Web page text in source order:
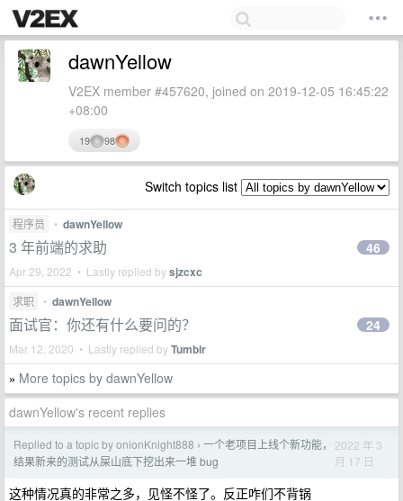
dawnYellow
V2EX member #457620, joined on 2019-12-05 16:45:22
+08:00
19 98
Switch topics list
程序员 • dawnYellow
3 年前端的求助
Apr 29, 2022 • Lastly replied bysjzcxc
46
求职 • dawnYellow
面试官：你还有什么要问的？
Mar 12, 2020 • Lastly replied byTumblr
24
» More topics by dawnYellow
dawnYellow's recent replies
Replied to a topic by onionKnight888 › 一个老项目上线个新功能，
结果新来的测试从屎山底下挖出来一堆 bug
2022 年 3
月 17 日
这种情况真的非常之多，见怪不怪了。反正咋们不背锅